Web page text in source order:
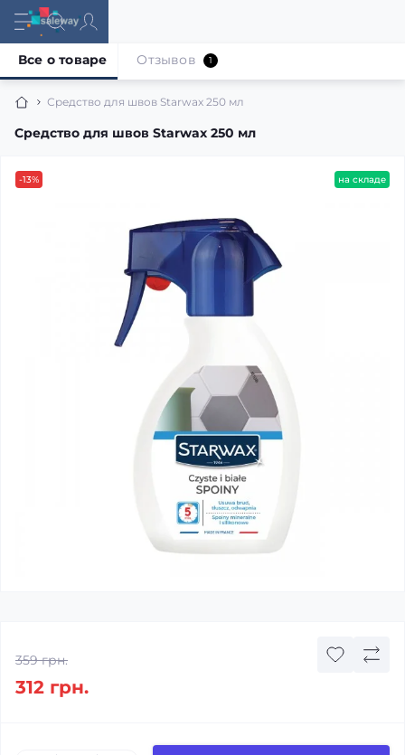
Средство для швов Starwax 250 мл
Средство для швов Starwax 250 мл
Все о товаре Отзывов 1
-13% на складе
359 грн.
312 грн.